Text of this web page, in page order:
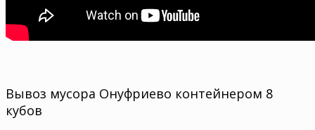
Вывоз мусора Онуфриево контейнером 8
кубов